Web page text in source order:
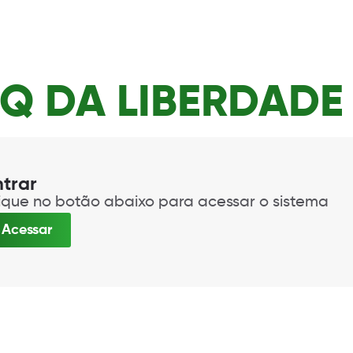
DA
no botão abaixo para acessar o sistema
Acessar